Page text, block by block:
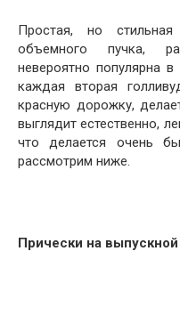
Простая, но
объемного пучка,
невероятно популярна
каждая вторая
красную дорожку,
выглядит естественно,
что делается очень
рассмотрим ниже.
Прически на